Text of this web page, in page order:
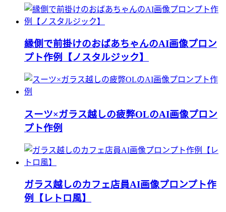
縁側で前掛けのおばあちゃんのAI画像プロン
プト作例【ノスタルジック】
スーツ×ガラス越しの疲弊OLのAI画像プロン
プト作例
ガラス越しのカフェ店員AI画像プロンプト作
例【レトロ風】